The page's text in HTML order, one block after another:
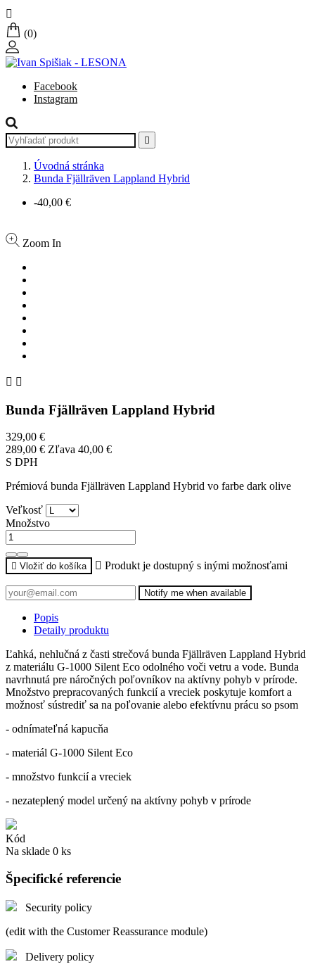

(0)
Facebook
Instagram

Úvodná stránka
Bunda Fjällräven Lappland Hybrid
-40,00 €
Zoom In
 
Bunda Fjällräven Lappland Hybrid
329,00 €
289,00 € Zľava 40,00 €
S DPH
Prémiová bunda Fjällräven Lappland Hybrid vo farbe dark olive
Veľkosť
Množstvo
 Vložiť do košíka  Produkt je dostupný s inými možnosťami
Notify me when available
Popis
Detaily produktu
Ľahká, nehlučná z časti strečová bunda Fjällräven Lappland Hybrid
z materiálu G-1000 Silent Eco odolného voči vetru a vode. Bunda
navrhnutá pre náročných poľovníkov na aktívny pohyb v prírode.
Množstvo prepracovaných funkcií a vreciek poskytuje komfort a
možnosť sústrediť sa na poľovanie alebo efektívnu prácu so psom
- odnímateľná kapucňa
- materiál G-1000 Silent Eco
- množstvo funkcií a vreciek
- nezateplený model určený na aktívny pohyb v prírode
Kód
Na sklade 0 ks
Špecifické referencie
Security policy
(edit with the Customer Reassurance module)
Delivery policy